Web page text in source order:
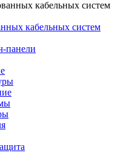
кабельных систем
панели